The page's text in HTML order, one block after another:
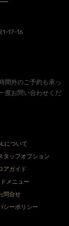
17-16
間外のご予約も承っ
度お問い合わせくだ
について
タッフオプション
アガイド
メニュー
問合せ
シーポリシー